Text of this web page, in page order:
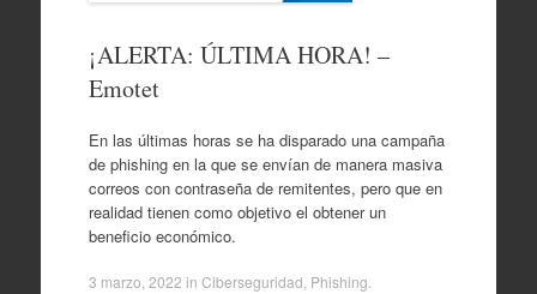
¡ALERTA: ÚLTIMA HORA! –
Emotet
En las últimas horas se ha disparado una campaña
de phishing en la que se envían de manera masiva
correos con contraseña de remitentes, pero que en
realidad tienen como objetivo el obtener un
beneficio económico.
3 marzo, 2022 in Ciberseguridad Phishing